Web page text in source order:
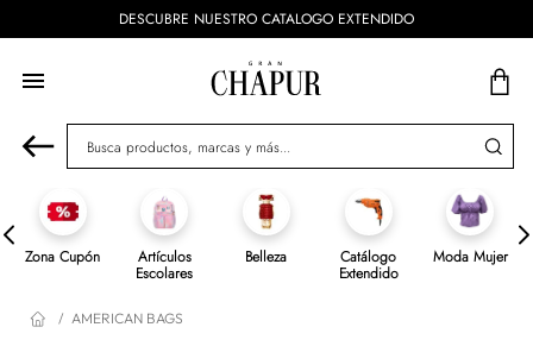
DESCUBRE NUESTRO CATALOGO EXTENDIDO
Busca productos, marcas y más...
Zona Cupón Artículos
Escolares
Belleza Catálogo
Extendido
Moda Mujer
AMERICAN BAGS